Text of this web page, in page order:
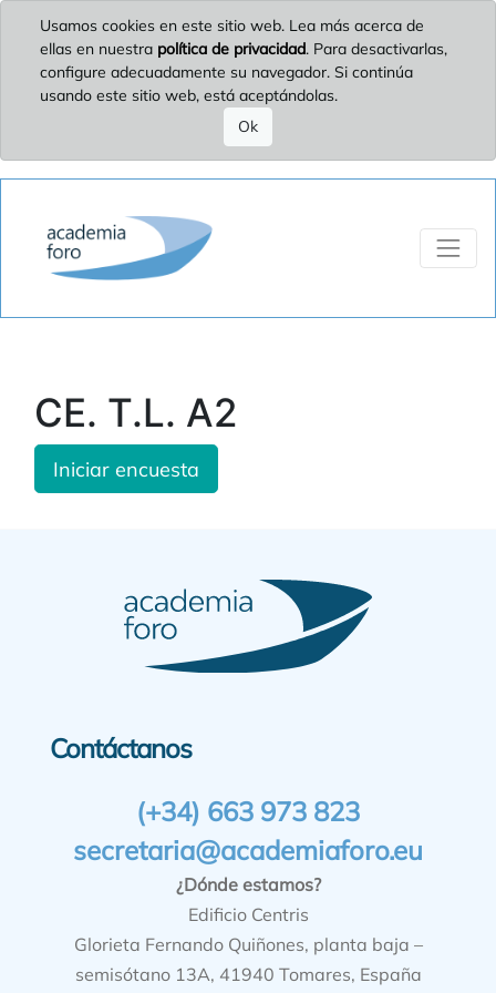
Usamos cookies en este sitio web. Lea más acerca de
ellas en nuestra política de privacidad. Para desactivarlas,
configure adecuadamente su navegador. Si continúa
usando este sitio web, está aceptándolas.
Ok
CE. T.L. A2
Iniciar encuesta
Contáctanos
(+34) 663 973 823
secretaria@academiaforo.eu
¿Dónde estamos?
Edificio Centris
Glorieta Fernando Quiñones, planta baja –
semisótano 13A, 41940 Tomares, España